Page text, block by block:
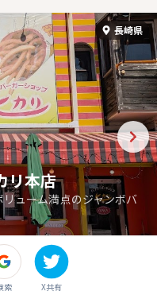
長崎県
リ本店
ューム満点のジャンボバ
索 X共有